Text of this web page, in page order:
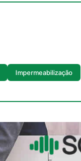
Impermeabilização